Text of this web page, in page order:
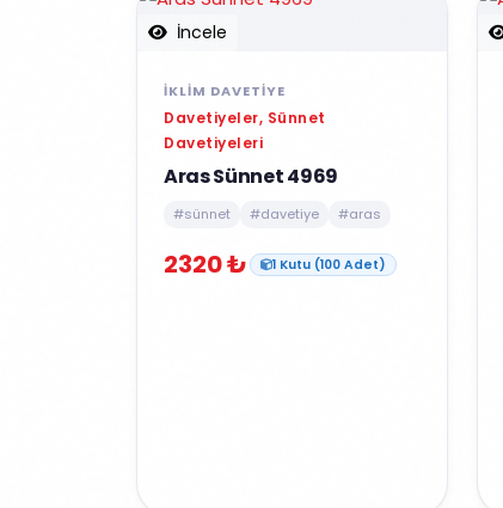
İncele
İKLIM DAVETIYE
Davetiyeler, Sünnet
Davetiyeleri
Aras Sünnet 4969
#sünnet #davetiye #aras
2320 ₺ 1 Kutu (100 Adet)